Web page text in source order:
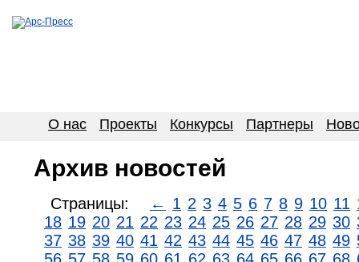
О нас Проекты Конкурсы Партнеры
Архив новостей
Страницы: ← 1 2 3 4 5 6 7 8 9 10 11
18 19 20 21 22 23 24 25 26 27 28 29 30
37 38 39 40 41 42 43 44 45 46 47 48 49